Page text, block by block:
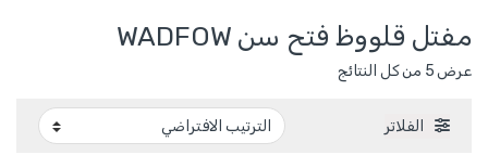
مفتل قلووظ فتح سن WADFOW
عرض ⁦5⁩ من كل النتائج
الفلاتر